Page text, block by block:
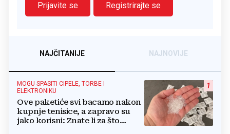
Prijavite se
Registrirajte se
NAJČITANIJE NAJNOVIJE
1
MOGU SPASITI CIPELE, TORBE I
ELEKTRONIKU
Ove paketiće svi bacamo nakon
kupnje tenisice, a zapravo su
jako korisni: Znate li za što